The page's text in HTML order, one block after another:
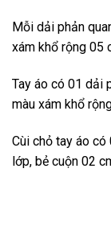
Mỗi dải phản
xám khổ rộng 05
Tay áo có 01 dải
màu xám khổ
Cùi chỏ tay áo
lớp, bẻ cuộn 02